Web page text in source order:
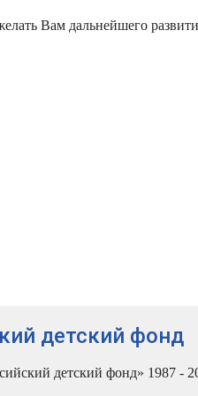
Вам дальнейшего
детский фонд
детский фонд» 1987 -